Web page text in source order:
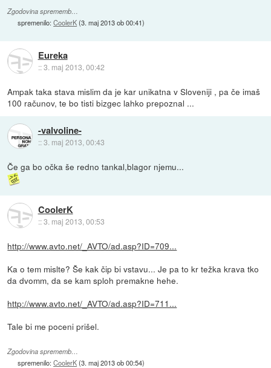
Zgodovina sprememb…
spremenilo:CoolerK(3. maj 2013 ob 00:41)
Eureka
::3. maj 2013, 00:42
Ampak taka stava mislim da je kar unikatna v Sloveniji , pa če imaš
100 računov, te bo tisti bizgec lahko prepoznal ...
-valvoline-
::3. maj 2013, 00:43
Če ga bo očka še redno tankal,blagor njemu...
CoolerK
::3. maj 2013, 00:53
http://www.avto.net/_AVTO/ad.asp?ID=709...
Ka o tem mislte? Še kak čip bi vstavu... Je pa to kr težka krava tko
da dvomm, da se kam sploh premakne hehe.
http://www.avto.net/_AVTO/ad.asp?ID=711...
Tale bi me poceni prišel.
Zgodovina sprememb…
spremenilo:CoolerK(3. maj 2013 ob 00:54)